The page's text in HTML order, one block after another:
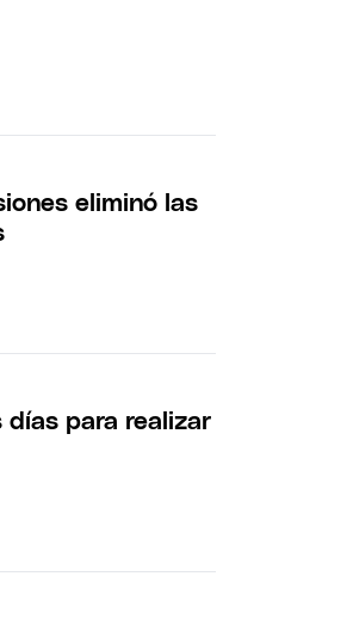
eliminó las
para realizar